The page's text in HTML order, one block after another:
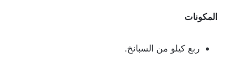
المكونات
ربع كيلو من السبانخ.